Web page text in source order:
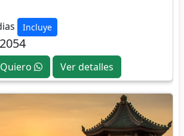
Incluye
Ver detalles